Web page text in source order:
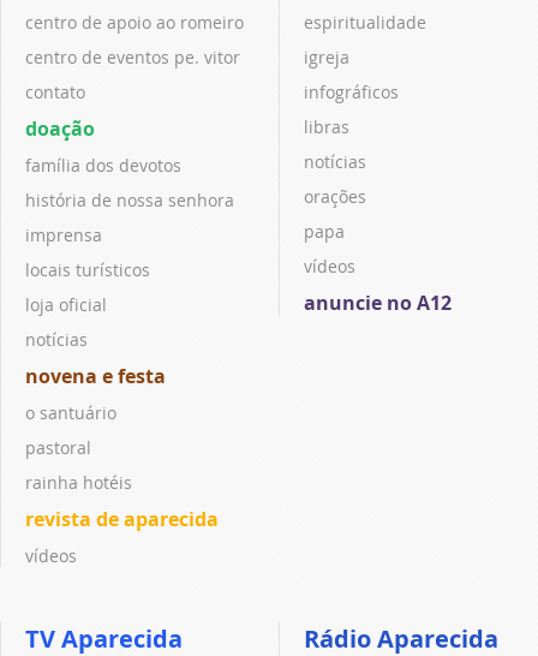
centro de apoio ao romeiro
centro de eventos pe. vitor
contato
doação
família dos devotos
história de nossa senhora
imprensa
locais turísticos
loja oficial
notícias
novena e festa
o santuário
pastoral
rainha hotéis
revista de aparecida
vídeos
espiritualidade
igreja
infográficos
libras
notícias
orações
papa
vídeos
anuncie no A12
TV Aparecida Rádio Aparecida